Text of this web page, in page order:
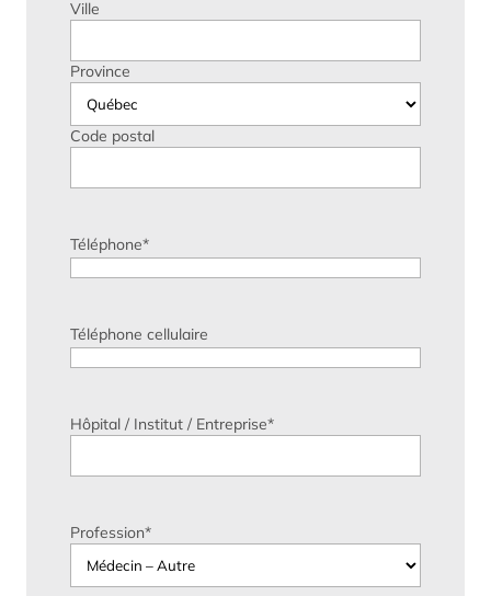
Ville
Province
Code postal
Téléphone*
Téléphone cellulaire
Hôpital / Institut / Entreprise*
Profession*